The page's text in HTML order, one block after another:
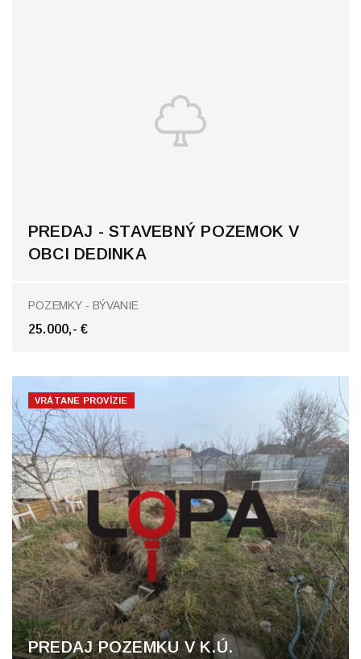
PREDAJ - STAVEBNÝ POZEMOK V
OBCI DEDINKA
Dedinka
POZEMKY - BÝVANIE
25.000,- €
VRÁTANE PROVÍZIE
PREDAJ POZEMKU V K.Ú.